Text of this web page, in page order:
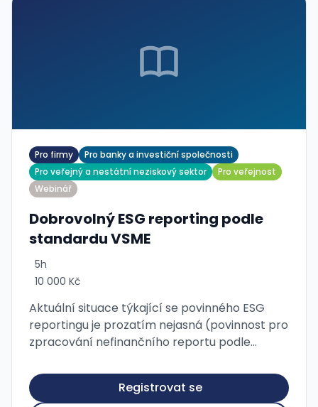
Pro firmy
Pro banky a investiční společnosti
Pro veřejný a nestátní neziskový sektor
Pro veřejnost
Webinář
Dobrovolný ESG reporting podle
standardu VSME
5h
10 000 Kč
Aktuální situace týkající se povinného ESG
reportingu je prozatím nejasná (povinnost pro
zpracování nefinančního reportu podle
dva roky) a patrně dojde k …
Registrovat se